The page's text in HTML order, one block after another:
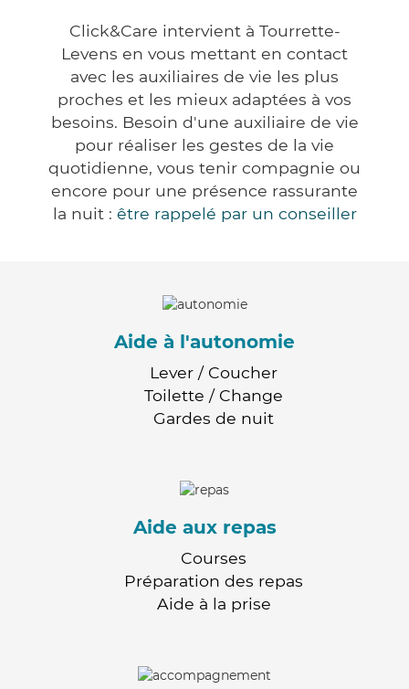
Click&Care intervient à Tourrette-
Levens en vous mettant en contact
avec les auxiliaires de vie les plus
proches et les mieux adaptées à vos
besoins. Besoin d'une auxiliaire de vie
pour réaliser les gestes de la vie
quotidienne, vous tenir compagnie ou
encore pour une présence rassurante
la nuit : être rappelé par un conseiller
Aide à l'autonomie
Lever / Coucher
Toilette / Change
Gardes de nuit
Aide aux repas
Courses
Préparation des repas
Aide à la prise